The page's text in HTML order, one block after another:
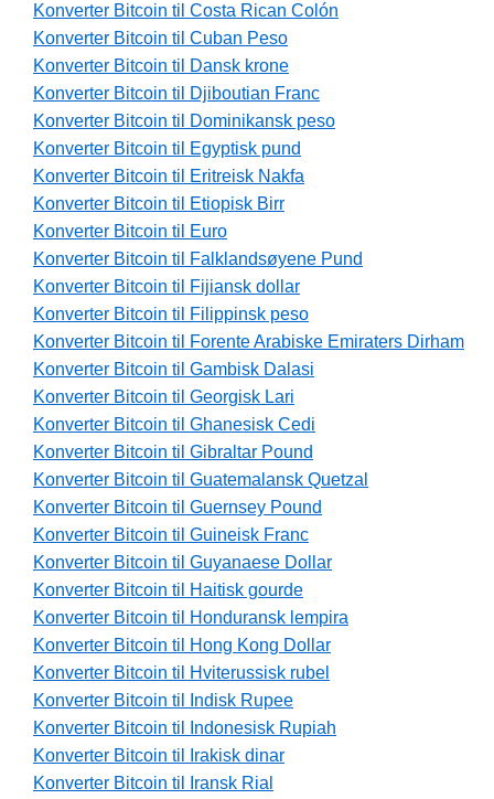
Konverter Bitcoin til Costa Rican Colón
Konverter Bitcoin til Cuban Peso
Konverter Bitcoin til Dansk krone
Konverter Bitcoin til Djiboutian Franc
Konverter Bitcoin til Dominikansk peso
Konverter Bitcoin til Egyptisk pund
Konverter Bitcoin til Eritreisk Nakfa
Konverter Bitcoin til Etiopisk Birr
Konverter Bitcoin til Euro
Konverter Bitcoin til Falklandsøyene Pund
Konverter Bitcoin til Fijiansk dollar
Konverter Bitcoin til Filippinsk peso
Konverter Bitcoin til Forente Arabiske Emiraters Dirham
Konverter Bitcoin til Gambisk Dalasi
Konverter Bitcoin til Georgisk Lari
Konverter Bitcoin til Ghanesisk Cedi
Konverter Bitcoin til Gibraltar Pound
Konverter Bitcoin til Guatemalansk Quetzal
Konverter Bitcoin til Guernsey Pound
Konverter Bitcoin til Guineisk Franc
Konverter Bitcoin til Guyanaese Dollar
Konverter Bitcoin til Haitisk gourde
Konverter Bitcoin til Honduransk lempira
Konverter Bitcoin til Hong Kong Dollar
Konverter Bitcoin til Hviterussisk rubel
Konverter Bitcoin til Indisk Rupee
Konverter Bitcoin til Indonesisk Rupiah
Konverter Bitcoin til Irakisk dinar
Konverter Bitcoin til Iransk Rial